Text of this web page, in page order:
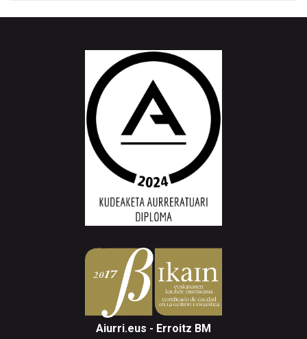
Aiurri.eus - Erroitz BM